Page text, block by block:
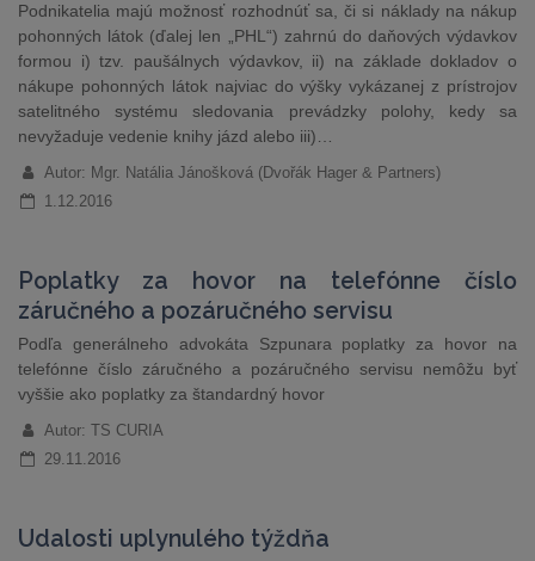
Podnikatelia majú možnosť rozhodnúť sa, či si náklady na nákup
pohonných látok (ďalej len „PHL“) zahrnú do daňových výdavkov
formou i) tzv. paušálnych výdavkov, ii) na základe dokladov o
nákupe pohonných látok najviac do výšky vykázanej z prístrojov
satelitného systému sledovania prevádzky polohy, kedy sa
nevyžaduje vedenie knihy jázd alebo iii)…
Autor: Mgr. Natália Jánošková (Dvořák Hager & Partners)
1.12.2016
Poplatky za hovor na telefónne číslo
záručného a pozáručného servisu
Podľa generálneho advokáta Szpunara poplatky za hovor na
telefónne číslo záručného a pozáručného servisu nemôžu byť
vyššie ako poplatky za štandardný hovor
Autor: TS CURIA
29.11.2016
Udalosti uplynulého týždňa